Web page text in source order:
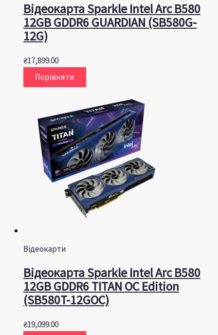
Відеокарта Sparkle Intel Arc B580
12GB GDDR6 GUARDIAN (SB580G-
12G)
₴17,899.00
Порівняти
Відеокарти
Відеокарта Sparkle Intel Arc B580
12GB GDDR6 TITAN OC Edition
(SB580T-12GOC)
₴19,099.00